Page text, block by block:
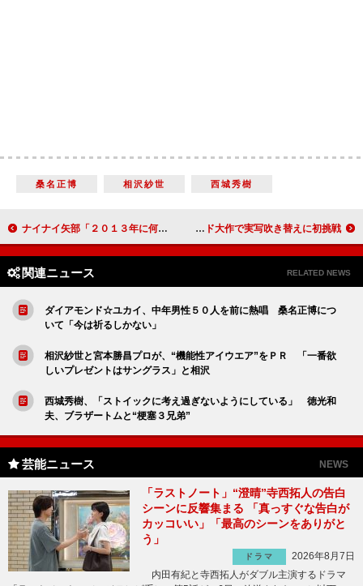
桑名正博 相沢紗世 西城秀樹
ナイナイ矢部「２０１３年に何かが起こる」 岡村「芸人とアナでも地味婚にしてほしい」 剛力彩芽「宇宙人になりたいという夢がある」 ハリウッド大作で実写吹き替えに初挑戦
関連ニュース RELATED NEWS
ダイアモンド☆ユカイ、中年男性５０人を前に熱唱 桑名正博につ
いて「今は祈るしかない」
相沢紗世と宮本勝昌プロが、“機能性アイウエア”をＰＲ 「一番欲
しいプレゼントはサングラス」と相沢
西城秀樹、「ストイックに考え過ぎないようにしている」 徳光和
夫、ブラザートムと“梗塞３兄弟”
芸能ニュース NEWS
「ラストノート」“澄晴”寺西拓人の告白
シーンに反響集まる 「真っすぐな告白が
カッコいい」「最高のシーンをありがと
う」
ドラマ
2026年8月7日
内田有紀と寺西拓人がダブル主演するドラマ